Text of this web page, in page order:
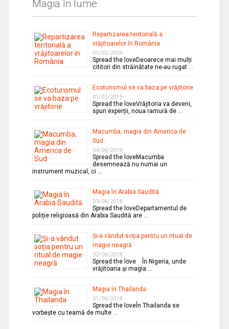
Magia în lume
Repartizarea teritorială a
vrăjitoarelor în România
01/02/2024
Spread the loveDeoarece mai mulți
cititori din străinătate ne-au rugat …
Ecoturismul se va baza pe vrăjitorie
01/02/2019
Spread the loveVrăjitoria va deveni,
spun experții, noua ramură de …
Macumba, magia din America de
Sud
04/06/2018
Spread the loveMacumba
desemnează nu numai un
instrument muzical, ci …
Magia în Arabia Saudită
03/06/2018
Spread the loveDepartamentul de
poliție religioasă din Arabia Saudită are …
Şi-a vândut soţia pentru un ritual de
magie neagră
02/06/2018
Spread the love În Nigeria, unde
vrăjitoaria şi magia …
Magia în Thailanda
01/06/2018
Spread the loveÎn Thailanda se
vorbeşte cu teamă de multe …